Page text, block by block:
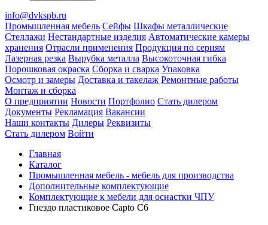
info@dvkspb.ru
Промышленная мебель Сейфы Шкафы металлические
Стеллажи Нестандартные изделия Автоматические камеры
хранения Отрасли применения Продукция по сериям
Лазерная резка Вырубка металла Высокоточная гибка
Порошковая окраска Сборка и сварка Упаковка
Осмотр и замеры Доставка и такелаж Ремонтные работы
Монтаж и сборка
О предприятии Новости Портфолио Стать дилером
Документы Рекламация Вакансии
Наши контакты Дилеры Реквизиты
Стать дилером Войти
Главная
Каталог
Промышленная мебель - мебель для производства
Дополнительные комплектующие
Комплектующие к мебели для оснастки ЧПУ
Гнездо пластиковое Capto C6